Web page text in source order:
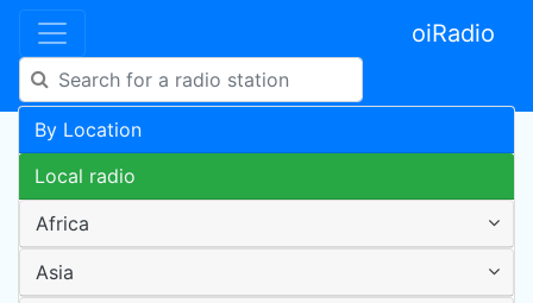
oiRadio
By Location
Local radio
Africa
Asia